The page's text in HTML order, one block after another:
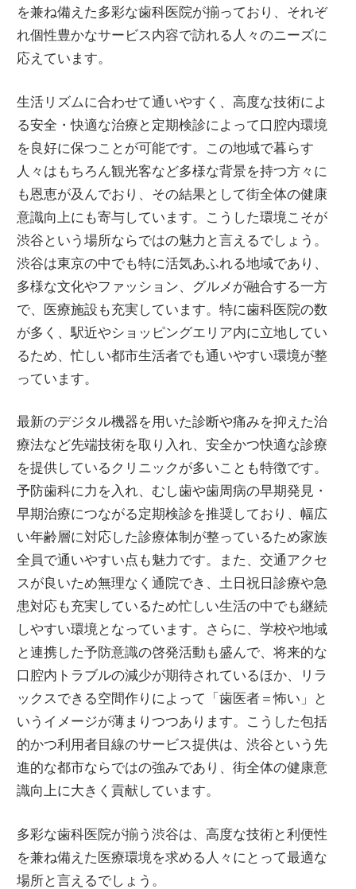
を兼ね備えた多彩な歯科医院が揃っており、それぞ
れ個性豊かなサービス内容で訪れる人々のニーズに
応えています。
生活リズムに合わせて通いやすく、高度な技術によ
る安全・快適な治療と定期検診によって口腔内環境
を良好に保つことが可能です。この地域で暮らす
人々はもちろん観光客など多様な背景を持つ方々に
も恩恵が及んでおり、その結果として街全体の健康
意識向上にも寄与しています。こうした環境こそが
渋谷という場所ならではの魅力と言えるでしょう。
渋谷は東京の中でも特に活気あふれる地域であり、
多様な文化やファッション、グルメが融合する一方
で、医療施設も充実しています。特に歯科医院の数
が多く、駅近やショッピングエリア内に立地してい
るため、忙しい都市生活者でも通いやすい環境が整
っています。
最新のデジタル機器を用いた診断や痛みを抑えた治
療法など先端技術を取り入れ、安全かつ快適な診療
を提供しているクリニックが多いことも特徴です。
予防歯科に力を入れ、むし歯や歯周病の早期発見・
早期治療につながる定期検診を推奨しており、幅広
い年齢層に対応した診療体制が整っているため家族
全員で通いやすい点も魅力です。また、交通アクセ
スが良いため無理なく通院でき、土日祝日診療や急
患対応も充実しているため忙しい生活の中でも継続
しやすい環境となっています。さらに、学校や地域
と連携した予防意識の啓発活動も盛んで、将来的な
口腔内トラブルの減少が期待されているほか、リラ
ックスできる空間作りによって「歯医者＝怖い」と
いうイメージが薄まりつつあります。こうした包括
的かつ利用者目線のサービス提供は、渋谷という先
進的な都市ならではの強みであり、街全体の健康意
識向上に大きく貢献しています。
多彩な歯科医院が揃う渋谷は、高度な技術と利便性
を兼ね備えた医療環境を求める人々にとって最適な
場所と言えるでしょう。